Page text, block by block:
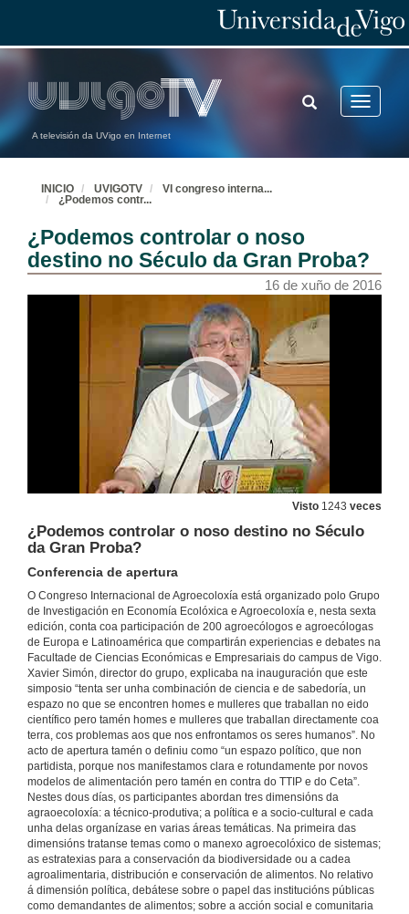
A televisión da UVigo en Internet
Toggle
TOGGLE
SEARCH
INICIO UVIGOTV VI congreso interna...
¿Podemos contr...
¿Podemos controlar o noso
destino no Século da Gran Proba?
16 de xuño de 2016
Visto 1243 veces
¿Podemos controlar o noso destino no Século
da Gran Proba?
Conferencia de apertura
O Congreso Internacional de Agroecoloxía está organizado polo Grupo
de Investigación en Economía Ecolóxica e Agroecoloxía e, nesta sexta
edición, conta coa participación de 200 agroecólogos e agroecólogas
de Europa e Latinoamérica que compartirán experiencias e debates na
Facultade de Ciencias Económicas e Empresariais do campus de Vigo.
Xavier Simón, director do grupo, explicaba na inauguración que este
simposio “tenta ser unha combinación de ciencia e de sabedoría, un
espazo no que se encontren homes e mulleres que traballan no eido
científico pero tamén homes e mulleres que traballan directamente coa
terra, cos problemas aos que nos enfrontamos os seres humanos”. No
acto de apertura tamén o definiu como “un espazo político, que non
partidista, porque nos manifestamos clara e rotundamente por novos
modelos de alimentación pero tamén en contra do TTIP e do Ceta”.
Nestes dous días, os participantes abordan tres dimensións da
agraoecoloxía: a técnico-produtiva; a política e a socio-cultural e cada
unha delas organízase en varias áreas temáticas. Na primeira das
dimensións tratanse temas como o manexo agroecolóxico de sistemas;
as estratexias para a conservación da biodiversidade ou a cadea
agroalimentaria, distribución e conservación de alimentos. No relativo
á dimensión política, debátese sobre o papel das institucións públicas
como demandantes de alimentos; sobre a acción social e comunitaria